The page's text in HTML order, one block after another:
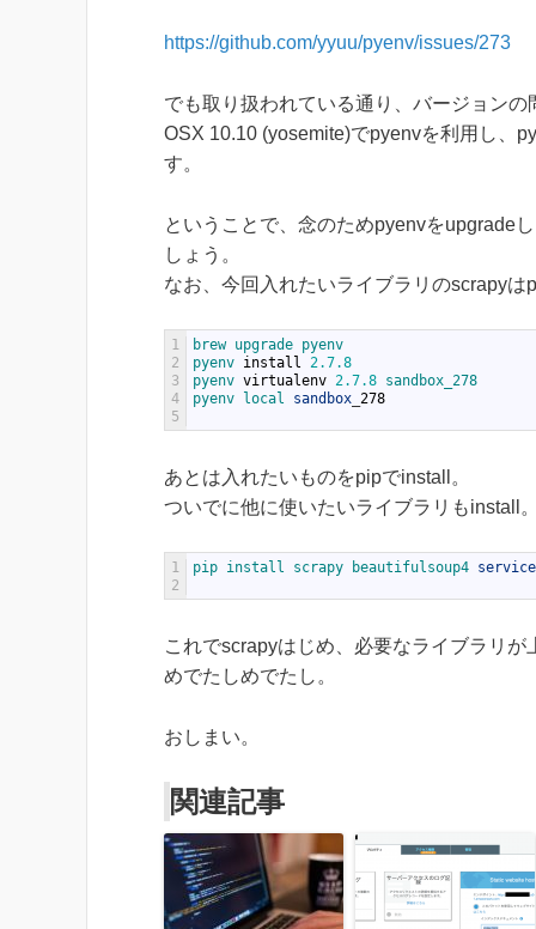
https://github.com/yyuu/pyenv/issues/273
でも取り扱われている通り、バージョンの
OSX 10.10 (yosemite)でpyenvを利用し、
す。
ということで、念のためpyenvをupgrade
しょう。
なお、今回入れたいライブラリのscrapy
1
2
3
4
5
brew upgrade pyenv
pyenv install 2.7.8
pyenv virtualenv 2.7.8 sandbox_278
pyenv
local sandbox 278
あとは入れたいものをpipでinstall。
ついでに他に使いたいライブラリもinstall
1
2
pip install scrapy beautifulsoup4 service
これでscrapyはじめ、必要なライブラリが
めでたしめでたし。
おしまい。
関連記事